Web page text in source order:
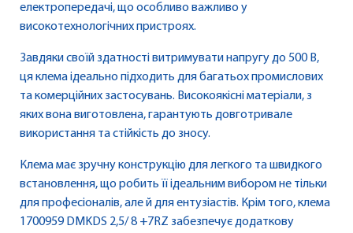
електропередачі, що особливо важливо у
високотехнологічних пристроях.
Завдяки своїй здатності витримувати напругу до 500 В,
ця клема ідеально підходить для багатьох промислових
та комерційних застосувань. Високоякісні матеріали, з
яких вона виготовлена, гарантують довготривале
використання та стійкість до зносу.
Клема має зручну конструкцію для легкого та швидкого
встановлення, що робить її ідеальним вибором не тільки
для професіоналів, але й для ентузіастів. Крім того, клема
1700959 DMKDS 2,5/ 8 +7RZ забезпечує додаткову